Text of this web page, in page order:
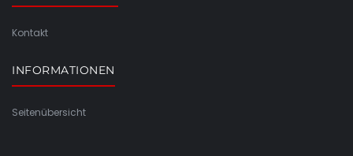
Kontakt
INFORMATIONEN
Seitenübersicht